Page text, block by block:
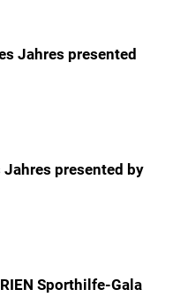
Jahres presented
presented by
Sporthilfe-Gala